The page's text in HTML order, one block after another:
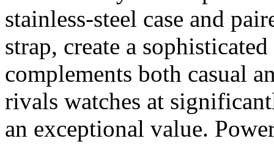
stainless-steel case and
strap, create a
complements both casual
rivals watches at
an exceptional value.